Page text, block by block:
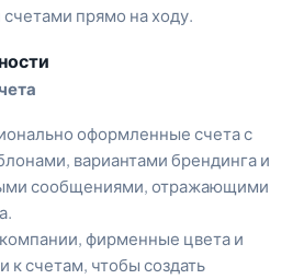
прямо на ходу.
оформленные счета с
вариантами брендинга и
сообщениями, отражающими
фирменные цвета и
к счетам, чтобы создать